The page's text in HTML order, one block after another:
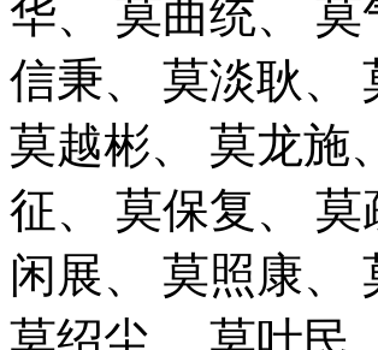
华、
莫曲统、 莫
信秉、
莫淡耿、
莫越彬、
莫龙施、
征、
莫保复、 莫
闲展、
莫照康、
莫绍尘、
莫叶民、